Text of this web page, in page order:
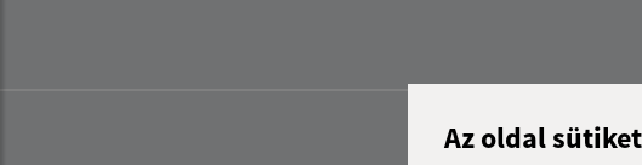
Az oldal